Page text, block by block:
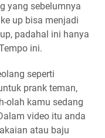
yang sebelumnya
up bisa menjadi
padahal ini hanya
ini.
seperti
prank teman,
olah kamu sedang
video itu anda
atau baju